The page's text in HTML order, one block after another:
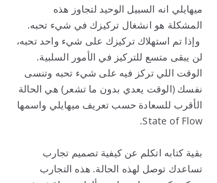
ميهايلي انه السبيل الوحيد لتجاوز هذه
المشكلة هو انشغال تركيزك في شيء تحبه.
وإذا تم استهلاك تركيزك على شيء واحد تحبه،
لن يبقى متسع للتركيز في الأمور السلبية.
الوقت اللي تركز فيه على شيء تحبه وتنسى
نفسك (الوقت يعدي بدون ما تشعر) هي الحالة
الأقرب للسعادة حسب تعريف ميهايلي واسمها
State of Flow.
بقية كتابه اتكلم عن كيفية تصميم تجارب
تساعدك توصل لهذه الحالة. هذه التجارب